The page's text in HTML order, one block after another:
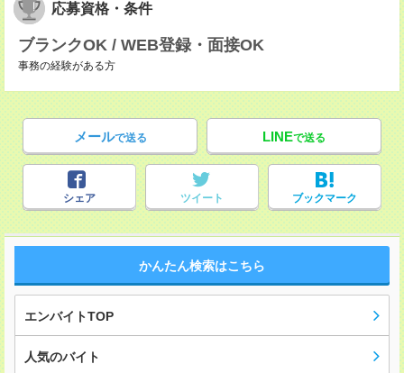
応募資格・条件
ブランクOK / WEB登録・面接OK
事務の経験がある方
メールで送る LINEで送る
シェア ツイート ブックマーク
かんたん検索はこちら
エンバイトTOP
人気のバイト